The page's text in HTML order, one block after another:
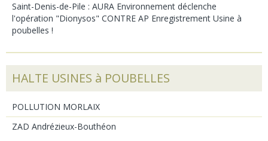
Saint-Denis-de-Pile : AURA Environnement déclenche
l'opération "Dionysos" CONTRE AP Enregistrement Usine à
poubelles !
HALTE USINES à POUBELLES
POLLUTION MORLAIX
ZAD Andrézieux-Bouthéon